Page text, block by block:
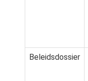
Beleidsdossier